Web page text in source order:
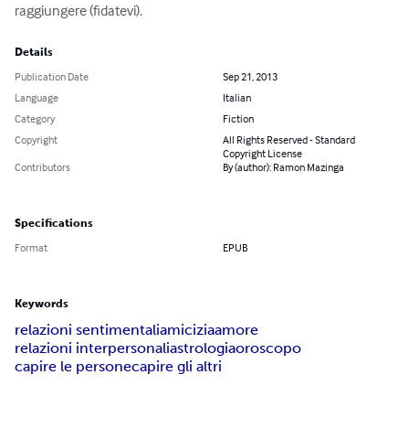
raggiungere (fidatevi).
Details
Publication Date
Sep 21, 2013
Language
Italian
Category
Fiction
Copyright
All Rights Reserved - Standard
Copyright License
Contributors
By (author): Ramon Mazinga
Specifications
Format EPUB
Keywords
relazioni sentimentaliamiciziaamore
relazioni interpersonaliastrologiaoroscopo
capire le personecapire gli altri